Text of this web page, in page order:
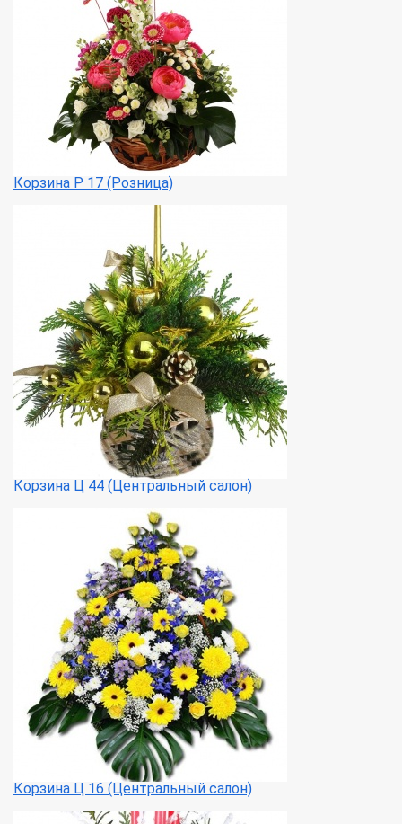
Корзина Р 17 (Розница)
Корзина Ц 44 (Центральный салон)
Корзина Ц 16 (Центральный салон)